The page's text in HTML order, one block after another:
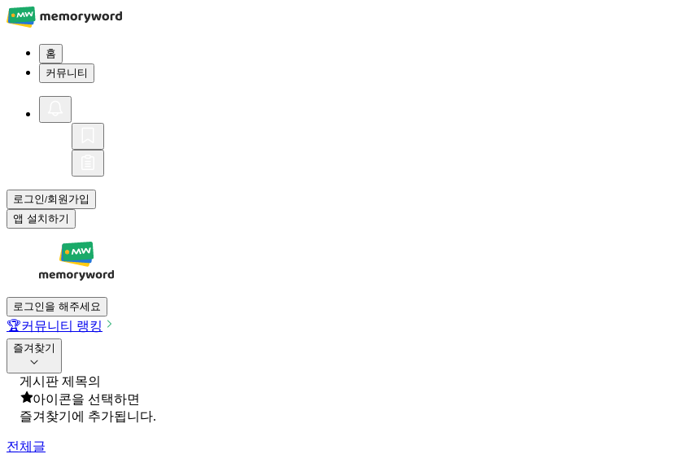
홈
커뮤니티
로그인/회원가입
앱 설치하기
로그인을 해주세요
🏆커뮤니티 랭킹
즐겨찾기
게시판 제목의
아이콘을 선택하면
즐겨찾기에 추가됩니다.
전체글